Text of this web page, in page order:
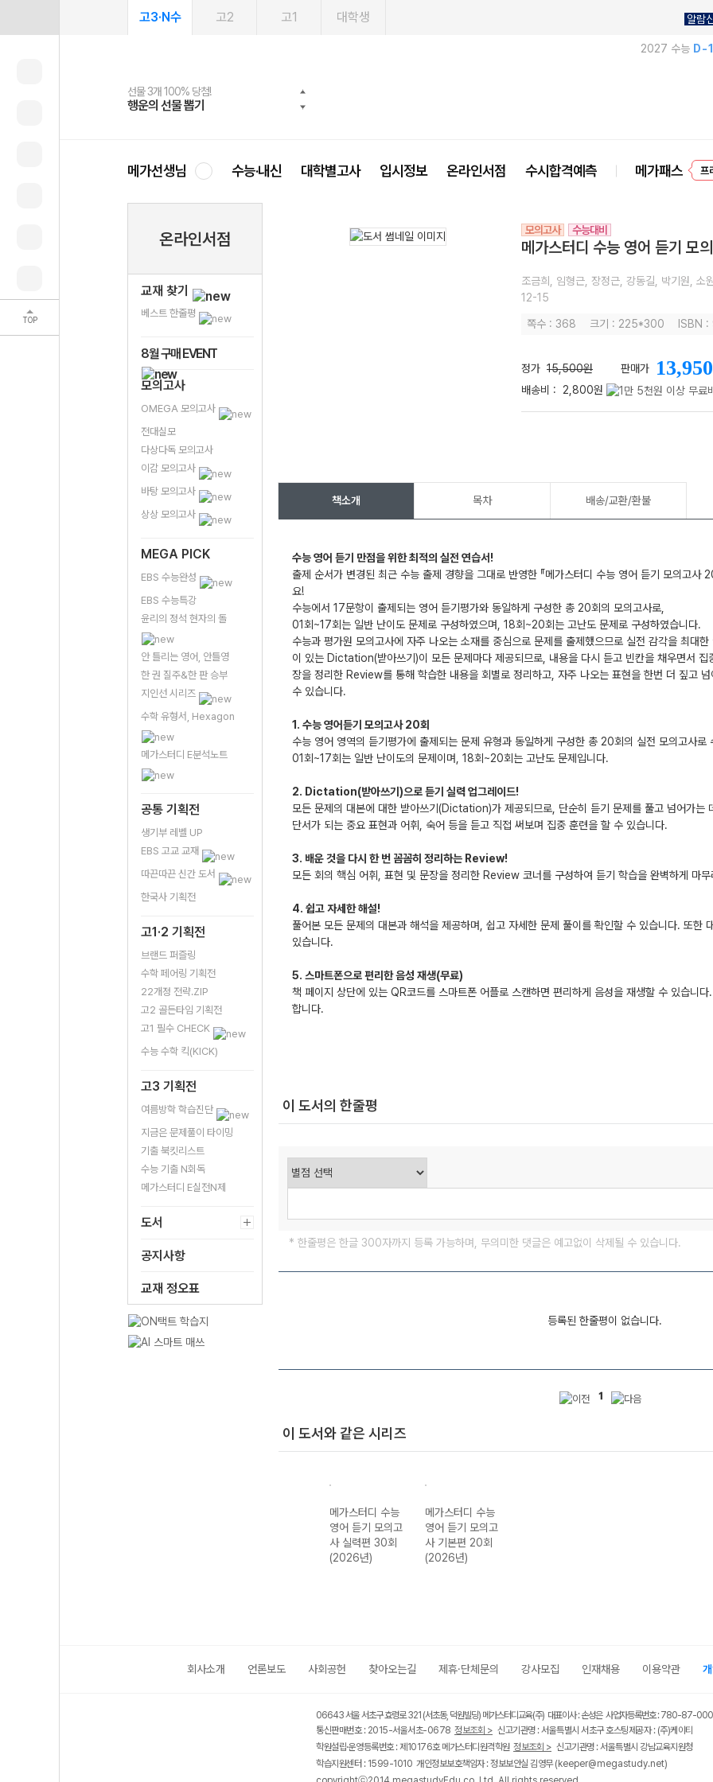
TOP
고3·N수 고2 고1 대학생 알람
2027 수능 D-
선물 3개 100% 당첨!
행운의 선물 뽑기
선물 100% 증정!
메가스터디 X 올리브
2027 러셀 단과
강사 공개선발
스마트러닝앱
설문 EVENT
메가패스
3일 무료 체험권
메가패스 수강생 무료혜택!
메가클럽 멤버십
사회공헌 캠페인
희망이룸 메가나눔
메가선생님 수능·내신 대학별고사 입시정보 온라인서점 수시합격예측 메가패스 프
온라인서점
교재 찾기
베스트 한줄평
8월 구매 EVENT
모의고사
OMEGA 모의고사
전대실모
다상다독 모의고사
이감 모의고사
바탕 모의고사
상상 모의고사
MEGA PICK
EBS 수능완성
EBS 수능특강
윤리의 정석 현자의 돌
안 틀리는 영어, 안틀영
한 권 질주&한 판 승부
지인선 시리즈
수학 유형서, Hexagon
메가스터디 E분석노트
공통 기획전
생기부 레벨 UP
EBS 고교 교재
따끈따끈 신간 도서
한국사 기획전
고1·2 기획전
브랜드 퍼즐링
수학 페어링 기획전
22개정 전략.ZIP
고2 골든타임 기획전
고1 필수 CHECK
수능 수학 킥(KICK)
고3 기획전
여름방학 학습진단
지금은 문제풀이 타이밍
기출 북킷리스트
수능 기출 N회독
메가스터디 E실전N제
도서
공지사항
교재 정오표
모의고사 수능대비
메가스터디 수능 영어 듣기
조금희, 임형근, 장정근, 강동길, 박기원, 소
12-15
쪽수 : 368 크기 : 225*300 ISBN
정가 15,500원 판매가 13,950
배송비 : 2,800원
책소개 목차 배송/교환/환불
수능 영어 듣기 만점을 위한 최적의 실전 연습서!
출제 순서가 변경된 최근 수능 출제 경향을 그대로 반영한 『메가스터디 수능 영어 듣기 모의고사
요!
수능에서 17문항이 출제되는 영어 듣기평가와 동일하게 구성한 총 20회의 모의고사로,
01회~17회는 일반 난이도 문제로 구성하였으며, 18회~20회는 고난도 문제로 구성하였습니다.
수능과 평가원 모의고사에 자주 나오는 소재를 중심으로 문제를 출제했으므로 실전 감각을 최대
이 있는 Dictation(받아쓰기)이 모든 문제마다 제공되므로, 내용을 다시 듣고 빈칸을 채우면서
장을 정리한 Review를 통해 학습한 내용을 회별로 정리하고, 자주 나오는 표현을 한번 더 짚고
수 있습니다.
1. 수능 영어듣기 모의고사 20회
수능 영어 영역의 듣기평가에 출제되는 문제 유형과 동일하게 구성한 총 20회의 실전 모의고사로
01회~17회는 일반 난이도의 문제이며, 18회~20회는 고난도 문제입니다.
2. Dictation(받아쓰기)으로 듣기 실력 업그레이드!
모든 문제의 대본에 대한 받아쓰기(Dictation)가 제공되므로, 단순히 듣기 문제를 풀고 넘어가는
단서가 되는 중요 표현과 어휘, 숙어 등을 듣고 직접 써보며 집중 훈련을 할 수 있습니다.
3. 배운 것을 다시 한 번 꼼꼼히 정리하는 Review!
모든 회의 핵심 어휘, 표현 및 문장을 정리한 Review 코너를 구성하여 듣기 학습을 완벽하게 마무
4. 쉽고 자세한 해설!
풀어본 모든 문제의 대본과 해석을 제공하며, 쉽고 자세한 문제 풀이를 확인할 수 있습니다. 또한
있습니다.
5. 스마트폰으로 편리한 음성 재생(무료)
책 페이지 상단에 있는 QR코드를 스마트폰 어플로 스캔하면 편리하게 음성을 재생할 수 있습니
합니다.
이 도서의 한줄평
* 한줄평은 한글 300자까지 등록 가능하며, 무의미한 댓글은 예고없이 삭제될 수 있습니다.
등록된 한줄평이 없습니다.
1
이 도서와 같은 시리즈
메가스터디 수능
영어 듣기 모의고
사 실력편 30회
(2026년)
메가스터디 수능
영어 듣기 모의고
사 기본편 20회
(2026년)
회사소개 언론보도 사회공헌 찾아오는길 제휴·단체문의 강사모집 인재채용 이용약관
06643 서울 서초구 효령로 321 (서초동, 덕원빌딩) 메가스터디교육(주) 대표이사 : 손성은 사업자등록번호 : 780-87-
통신판매번호 : 2015-서울서초-0678 정보조회 > 신고기관명 : 서울특별시 서초구 호스팅제공자 : (주)케이티
학원설립·운영등록번호 : 제10176호 메가스터디원격학원 정보조회 > 신고기관명 : 서울특별시 강남교육지원청
학습지원센터 : 1599-1010 개인정보보호책임자 : 정보보안실 김영무(keeper@megastudy.net)